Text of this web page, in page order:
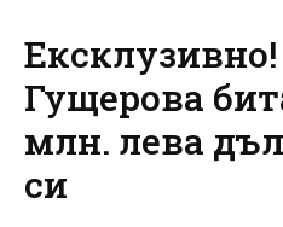
Гущерова
млн. лева
си